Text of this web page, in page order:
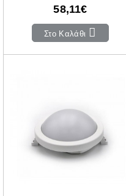
58,11€
Στο Καλάθι